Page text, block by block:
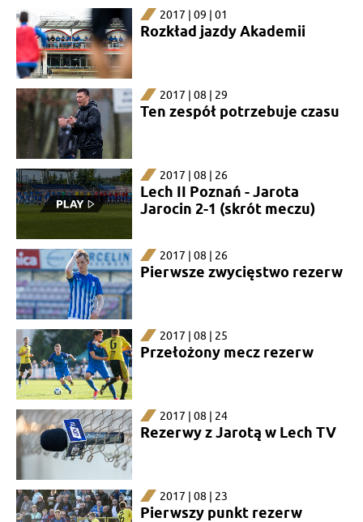
2017 | 09 | 01
Rozkład jazdy Akademii
2017 | 08 | 29
Ten zespół potrzebuje czasu
2017 | 08 | 26
Lech II Poznań - Jarota
Jarocin 2-1 (skrót meczu)
2017 | 08 | 26
Pierwsze zwycięstwo rezerw
2017 | 08 | 25
Przełożony mecz rezerw
2017 | 08 | 24
Rezerwy z Jarotą w Lech TV
2017 | 08 | 23
Pierwszy punkt rezerw